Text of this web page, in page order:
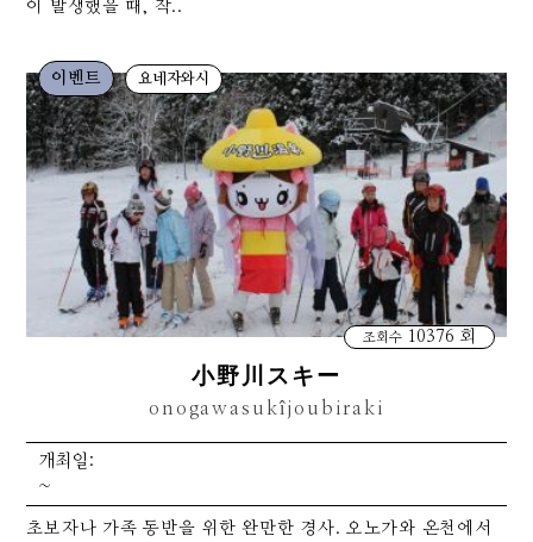
이 발생했을 때, 작..
이벤트 요네자와시
조회수10376 회
小野川スキー
onogawasukîjoubiraki
개최일:
~
초보자나 가족 동반을 위한 완만한 경사. 오노가와 온천에서